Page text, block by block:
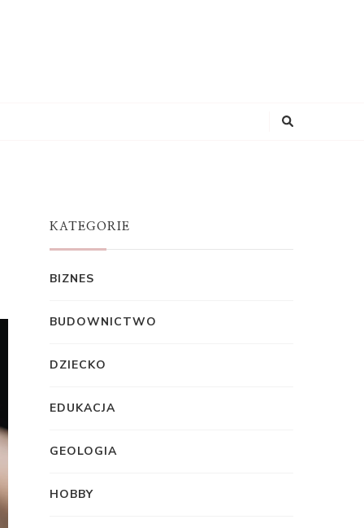
KATEGORIE
BIZNES
BUDOWNICTWO
DZIECKO
EDUKACJA
GEOLOGIA
HOBBY